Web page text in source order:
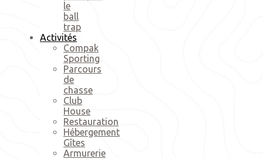
le
ball
trap
Activités
Compak
Sporting
Parcours
de
chasse
Club
House
Restauration
Hébergement
Gîtes
Armurerie